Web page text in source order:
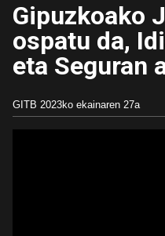
Gipuzkoako
ospatu da,
eta Seguran
GITB 2023ko ekainaren 27a